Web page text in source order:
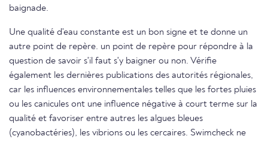
baignade.
Une qualité d'eau constante est un bon signe et te donne un
autre point de repère. un point de repère pour répondre à la
question de savoir s'il faut s'y baigner ou non. Vérifie
également les dernières publications des autorités régionales,
car les influences environnementales telles que les fortes pluies
ou les canicules ont une influence négative à court terme sur la
qualité et favoriser entre autres les algues bleues
(cyanobactéries), les vibrions ou les cercaires. Swimcheck ne